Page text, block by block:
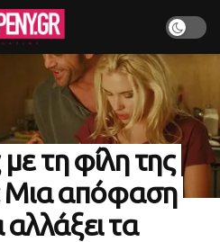
τη φίλη της
Μια απόφαση
τα